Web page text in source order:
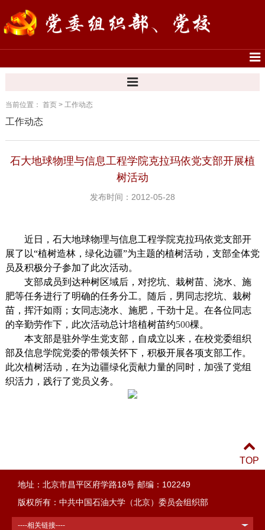
当前位置： 首页> 工作动态
工作动态
石大地球物理与信息工程学院克拉玛依党支部开展植
树活动
发布时间：2012-05-28
近日，石大地球物理与信息工程学院克拉玛依党支部开
展了以“植树造林，绿化边疆”为主题的植树活动，支部全体党
员及积极分子参加了此次活动。
支部成员到达种树区域后，对挖坑、栽树苗、浇水、施
肥等任务进行了明确的任务分工。随后，男同志挖坑、栽树
苗，挥汗如雨；女同志浇水、施肥，干劲十足。在各位同志
的辛勤劳作下，此次活动总计培植树苗约500棵。
本支部是驻外学生党支部，自成立以来，在校党委组织
部及信息学院党委的带领关怀下，积极开展各项支部工作。
此次植树活动，在为边疆绿化贡献力量的同时，加强了党组
织活力，践行了党员义务。
地址：北京市昌平区府学路18号 邮编：102249
版权所有：中共中国石油大学（北京）委员会组织部
----相关链接----
TOP